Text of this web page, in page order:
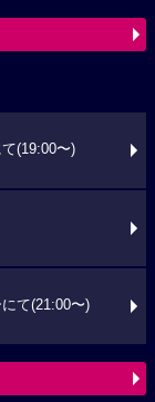
(19:00〜)
て(21:00〜)